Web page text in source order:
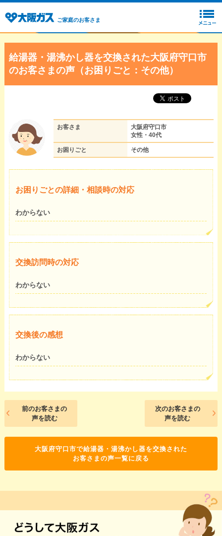
ご家庭のお客さま
給湯器・湯沸かし器を交換された大阪府守口市
のお客さまの声（お困りごと：その他）
お客さま
大阪府守口市
女性・40代
お困りごと その他
お困りごとの詳細・相談時の対応
わからない
交換訪問時の対応
わからない
交換後の感想
わからない
前のお客さまの
声を読む
次のお客さまの
声を読む
大阪府守口市で給湯器・湯沸かし器を交換された
お客さまの声一覧に戻る